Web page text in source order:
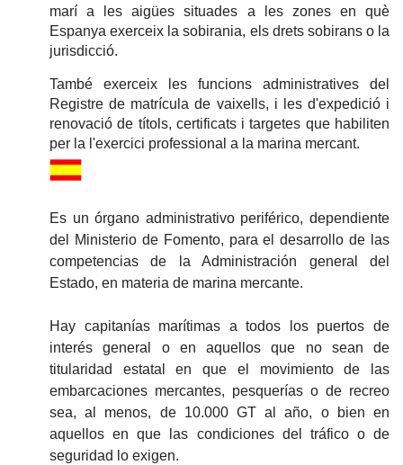
marí a les aigües situades a les zones en què
Espanya exerceix la sobirania, els drets sobirans o la
jurisdicció.
També exerceix les funcions administratives del
Registre de matrícula de vaixells, i les d'expedició i
renovació de títols, certificats i targetes que habiliten
per la l'exercici professional a la marina mercant.
Es un órgano administrativo periférico, dependiente
del Ministerio de Fomento, para el desarrollo de las
competencias de la Administración general del
Estado, en materia de marina mercante.
Hay capitanías marítimas a todos los puertos de
interés general o en aquellos que no sean de
titularidad estatal en que el movimiento de las
embarcaciones mercantes, pesquerías o de recreo
sea, al menos, de 10.000 GT al año, o bien en
aquellos en que las condiciones del tráfico o de
seguridad lo exigen.